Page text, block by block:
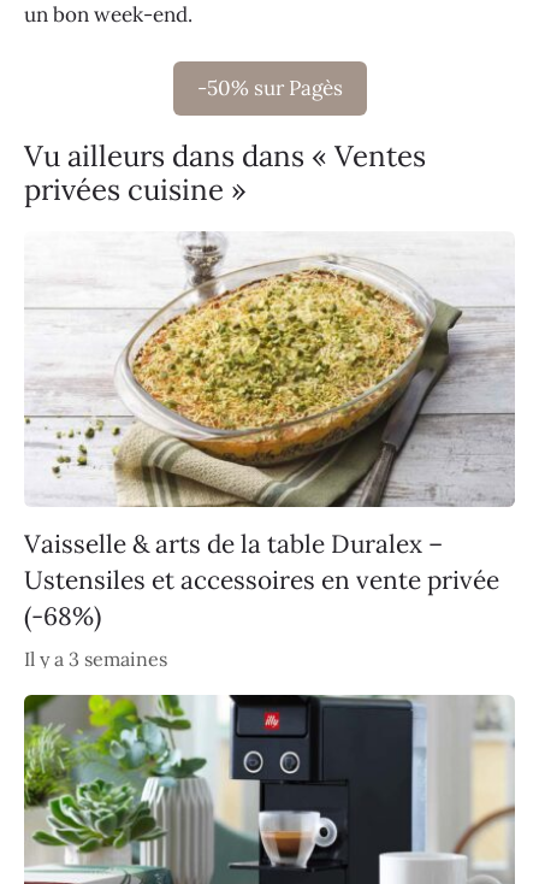
un bon week-end.
-50% sur Pagès
Vu ailleurs dans dans « Ventes
privées cuisine »
Vaisselle & arts de la table Duralex –
Ustensiles et accessoires en vente privée
(-68%)
Il y a 3 semaines